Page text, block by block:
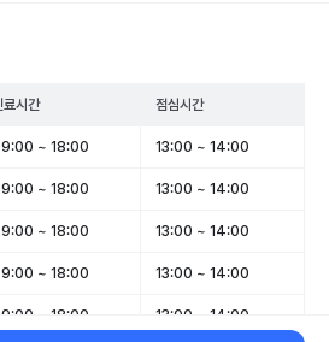
료시간 점심시간
~ 18:00 13:00 ~ 14:00
~ 18:00 13:00 ~ 14:00
~ 18:00 13:00 ~ 14:00
~ 18:00 13:00 ~ 14:00
~ 18:00 13:00 ~ 14:00